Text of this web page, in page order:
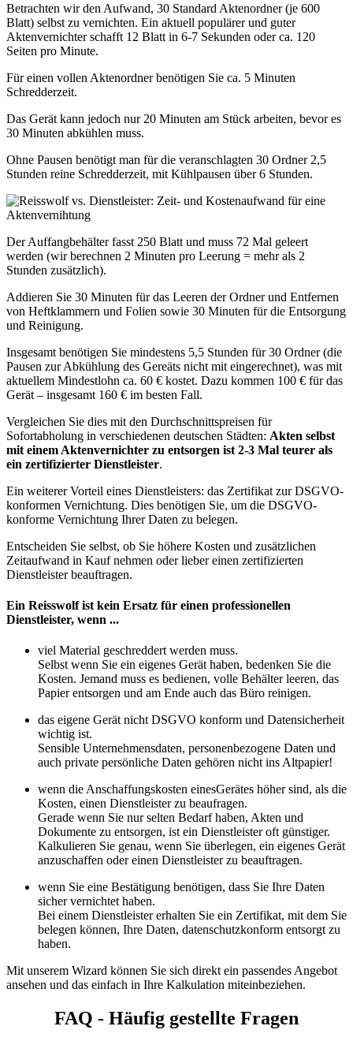
Betrachten wir den Aufwand, 30 Standard Aktenordner (je 600
Blatt) selbst zu vernichten. Ein aktuell populärer und guter
Aktenvernichter schafft 12 Blatt in 6-7 Sekunden oder ca. 120
Seiten pro Minute.
Für einen vollen Aktenordner benötigen Sie ca. 5 Minuten
Schredderzeit.
Das Gerät kann jedoch nur 20 Minuten am Stück arbeiten, bevor es
30 Minuten abkühlen muss.
Ohne Pausen benötigt man für die veranschlagten 30 Ordner 2,5
Stunden reine Schredderzeit, mit Kühlpausen über 6 Stunden.
Der Auffangbehälter fasst 250 Blatt und muss 72 Mal geleert
werden (wir berechnen 2 Minuten pro Leerung = mehr als 2
Stunden zusätzlich).
Addieren Sie 30 Minuten für das Leeren der Ordner und Entfernen
von Heftklammern und Folien sowie 30 Minuten für die Entsorgung
und Reinigung.
Insgesamt benötigen Sie mindestens 5,5 Stunden für 30 Ordner (die
Pausen zur Abkühlung des Gereäts nicht mit eingerechnet), was mit
aktuellem Mindestlohn ca. 60 € kostet. Dazu kommen 100 € für das
Gerät – insgesamt 160 € im besten Fall.
Vergleichen Sie dies mit den Durchschnittspreisen für
Sofortabholung in verschiedenen deutschen Städten: Akten selbst
mit einem Aktenvernichter zu entsorgen ist 2-3 Mal teurer als
ein zertifizierter Dienstleister.
Ein weiterer Vorteil eines Dienstleisters: das Zertifikat zur DSGVO-
konformen Vernichtung. Dies benötigen Sie, um die DSGVO-
konforme Vernichtung Ihrer Daten zu belegen.
Entscheiden Sie selbst, ob Sie höhere Kosten und zusätzlichen
Zeitaufwand in Kauf nehmen oder lieber einen zertifizierten
Dienstleister beauftragen.
Ein Reisswolf ist kein Ersatz für einen professionellen
Dienstleister, wenn ...
viel Material geschreddert werden muss.
Selbst wenn Sie ein eigenes Gerät haben, bedenken Sie die
Kosten. Jemand muss es bedienen, volle Behälter leeren, das
Papier entsorgen und am Ende auch das Büro reinigen.
das eigene Gerät nicht DSGVO konform und Datensicherheit
wichtig ist.
Sensible Unternehmensdaten, personenbezogene Daten und
auch private persönliche Daten gehören nicht ins Altpapier!
wenn die Anschaffungskosten einesGerätes höher sind, als die
Kosten, einen Dienstleister zu beaufragen.
Gerade wenn Sie nur selten Bedarf haben, Akten und
Dokumente zu entsorgen, ist ein Dienstleister oft günstiger.
Kalkulieren Sie genau, wenn Sie überlegen, ein eigenes Gerät
anzuschaffen oder einen Dienstleister zu beauftragen.
wenn Sie eine Bestätigung benötigen, dass Sie Ihre Daten
sicher vernichtet haben.
Bei einem Dienstleister erhalten Sie ein Zertifikat, mit dem Sie
belegen können, Ihre Daten, datenschutzkonform entsorgt zu
haben.
Mit unserem Wizard können Sie sich direkt ein passendes Angebot
ansehen und das einfach in Ihre Kalkulation miteinbeziehen.
FAQ - Häufig gestellte Fragen